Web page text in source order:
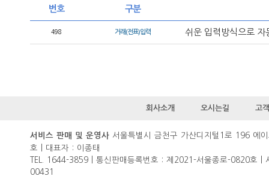
번호 구분
498 거래(전표)입력 쉬운 입력방식으로 자
회사소개 오시는길 고
서비스 판매 및 운영사 서울특별시 금천구 가산디지털1로 196 에
호 | 대표자 : 이종태
TEL. 1644-3859 | 통신판매등록번호 : 제2021-서울종로-0820호 |
00431